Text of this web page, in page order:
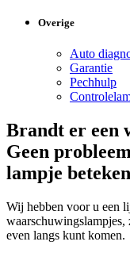
Overige
Auto
Garantie
Pechhulp
Brandt er een
Geen
lampje
Wij hebben voor u een
waarschuwingslampjes,
even langs kunt komen.